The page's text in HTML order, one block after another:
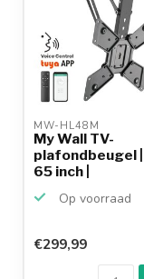
MW-HL48M
My Wall TV-
plafondbeugel
65 inch |
Op voorraad
€299,99